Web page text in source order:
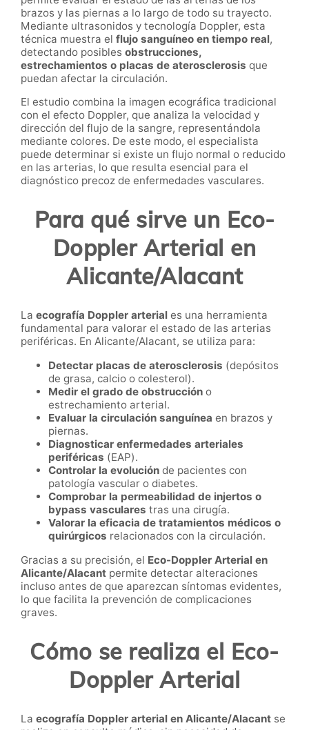
brazos y las piernas a lo largo de todo su trayecto.
Mediante ultrasonidos y tecnología Doppler, esta
técnica muestra el flujo sanguíneo en tiempo real,
detectando posibles obstrucciones,
estrechamientos o placas de aterosclerosis que
puedan afectar la circulación.
El estudio combina la imagen ecográfica tradicional
con el efecto Doppler, que analiza la velocidad y
dirección del flujo de la sangre, representándola
mediante colores. De este modo, el especialista
puede determinar si existe un flujo normal o reducido
en las arterias, lo que resulta esencial para el
diagnóstico precoz de enfermedades vasculares.
Para qué sirve un Eco-
Doppler Arterial en
Alicante/Alacant
La ecografía Doppler arterial es una herramienta
fundamental para valorar el estado de las arterias
periféricas. En Alicante/Alacant, se utiliza para:
Detectar placas de aterosclerosis (depósitos
de grasa, calcio o colesterol).
Medir el grado de obstrucción o
estrechamiento arterial.
Evaluar la circulación sanguínea en brazos y
piernas.
Diagnosticar enfermedades arteriales
periféricas (EAP).
Controlar la evolución de pacientes con
patología vascular o diabetes.
Comprobar la permeabilidad de injertos o
bypass vasculares tras una cirugía.
Valorar la eficacia de tratamientos médicos o
quirúrgicos relacionados con la circulación.
Gracias a su precisión, el Eco-Doppler Arterial en
Alicante/Alacant permite detectar alteraciones
incluso antes de que aparezcan síntomas evidentes,
lo que facilita la prevención de complicaciones
graves.
Cómo se realiza el Eco-
Doppler Arterial
La ecografía Doppler arterial en Alicante/Alacant se